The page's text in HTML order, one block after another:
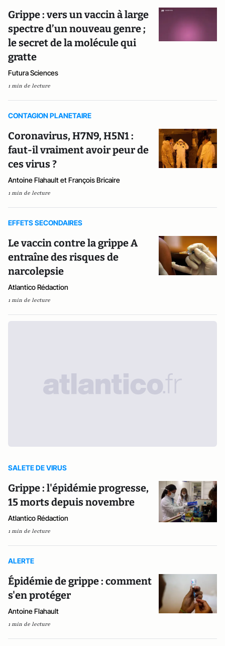
Grippe : vers un vaccin à large
spectre d’un nouveau genre ;
le secret de la molécule qui
gratte
Futura Sciences
1 min de lecture
CONTAGION PLANETAIRE
Coronavirus, H7N9, H5N1 :
faut-il vraiment avoir peur de
ces virus ?
Antoine Flahault et François Bricaire
1 min de lecture
EFFETS SECONDAIRES
Le vaccin contre la grippe A
entraîne des risques de
narcolepsie
Atlantico Rédaction
1 min de lecture
SALETE DE VIRUS
Grippe : l'épidémie progresse,
15 morts depuis novembre
Atlantico Rédaction
1 min de lecture
ALERTE
Épidémie de grippe : comment
s'en protéger
Antoine Flahault
1 min de lecture